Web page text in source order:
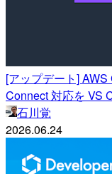
[アップデート]
Connect 対応を VS
石川覚
2026.06.24